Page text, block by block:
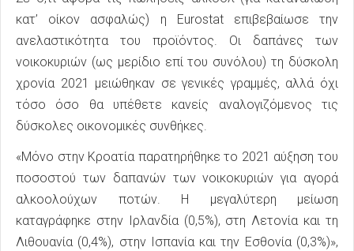
κατ’ οίκον ασφαλώς) η Eurostat επιβεβαίωσε την
ανελαστικότητα του προϊόντος. Οι δαπάνες των
νοικοκυριών (ως μερίδιο επί του συνόλου) τη δύσκολη
χρονία 2021 μειώθηκαν σε γενικές γραμμές, αλλά όχι
τόσο όσο θα υπέθετε κανείς αναλογιζόμενος τις
δύσκολες οικονομικές συνθήκες.
«Μόνο στην Κροατία παρατηρήθηκε το 2021 αύξηση του
ποσοστού των δαπανών των νοικοκυριών για αγορά
αλκοολούχων ποτών. Η μεγαλύτερη μείωση
καταγράφηκε στην Ιρλανδία (0,5%), στη Λετονία και τη
Λιθουανία (0,4%), στην Ισπανία και την Εσθονία (0,3%)»,